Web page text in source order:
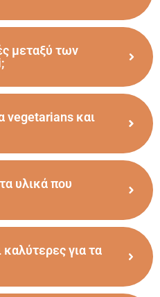
μεταξύ των
vegetarians και
υλικά που
καλύτερες για τα